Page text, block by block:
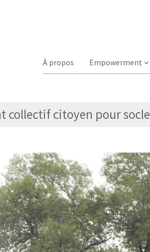
À propos Empowerment
collectif citoyen pour socle